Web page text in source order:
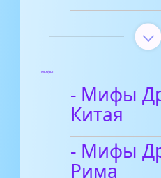
Мифы
- Мифы
Китая
- Мифы
Рима